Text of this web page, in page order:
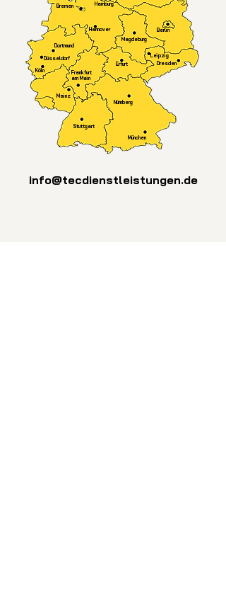
Magdeburg
Köln
Erfurt
Frankfurt
am Main
München
Nürnberg
Stuttgart
Leipzig
Mainz
Bremen Hamburg
Dresden
Dortmund
Düsseldorf
Hannover Berlin
info@tecdienstleistungen.de